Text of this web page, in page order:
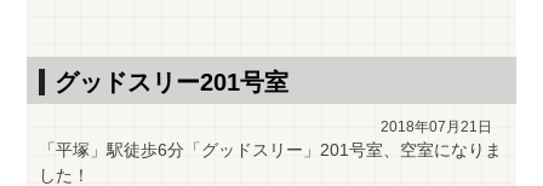
グッドスリー201号室
2018年07月21日
「平塚」駅徒歩6分「グッドスリー」201号室、空室になりま
した！